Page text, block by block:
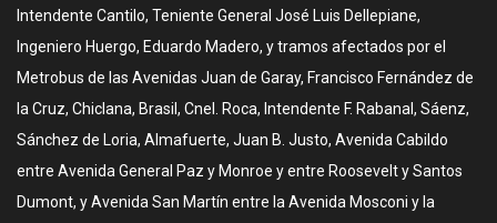
Intendente Cantilo, Teniente General José Luis Dellepiane,
Ingeniero Huergo, Eduardo Madero, y tramos afectados por el
Metrobus de las Avenidas Juan de Garay, Francisco Fernández de
la Cruz, Chiclana, Brasil, Cnel. Roca, Intendente F. Rabanal, Sáenz,
Sánchez de Loria, Almafuerte, Juan B. Justo, Avenida Cabildo
entre Avenida General Paz y Monroe y entre Roosevelt y Santos
Dumont, y Avenida San Martín entre la Avenida Mosconi y la